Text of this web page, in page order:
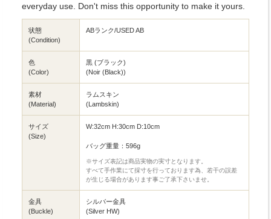
everyday use. Don't miss this opportunity to make it yours.
状態
(Condition)
ABランク/USED AB
色
(Color)
黒 (ブラック)
(Noir (Black))
素材
(Material)
ラムスキン
(Lambskin)
サイズ
(Size)
W:32cm H:30cm D:10cm
バッグ重量：596g
※サイズ表記は商品実物の実寸となります。
すべて手作業にて採寸を行っております為、若干の誤差
が生じる場合があります事ご了承下さいませ。
金具
(Buckle)
シルバー金具
(Silver HW)